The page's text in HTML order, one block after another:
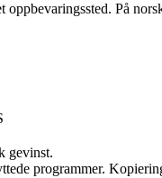
På
gevinst.
programmer.